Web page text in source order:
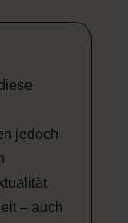
jedoch
– auch